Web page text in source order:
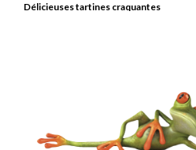
Délicieuses tartines craquantes